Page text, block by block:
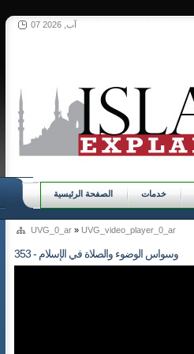
07 آب, 2026
الصفحة الرئيسية خدمات
UVG_0_ar » UVG_video_player_0_ar
353 - وسواس الوضوء والصلاة في الإسلام